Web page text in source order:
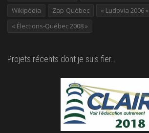
Wikipédia
Zap-Québec
« Ludovia 2006 »
« Élections-Québec 2008 »
Projets récents dont je suis fier…